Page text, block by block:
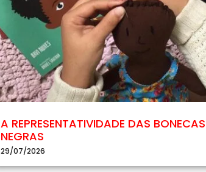
A REPRESENTATIVIDADE DAS BONECAS
NEGRAS
29/07/2026